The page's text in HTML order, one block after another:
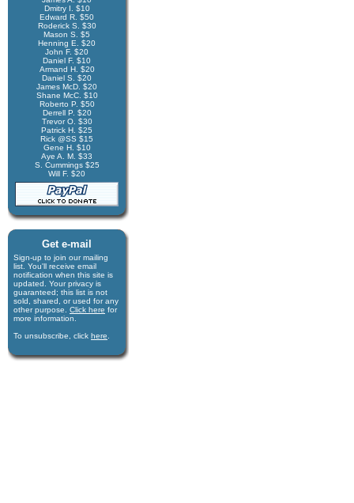
Dmitry I. $10
Edward R. $50
Roderick S. $30
Mason S. $5
Henning E. $20
John F. $20
Daniel F. $10
Armand H. $20
Daniel S. $20
James McD. $20
Shane McC. $10
Roberto P. $50
Derrell P. $20
Trevor O. $30
Patrick H. $25
Rick @SS $15
Gene H. $10
Aye A. M. $33
S. Cummings $25
Will F. $20
Get e-mail
Sign-up to join our mail­ing
list. You'll receive e­mail
notification when this site is
updated. Your privacy is
guaran­teed; this list is not
sold, shared, or used for any
other purpose. Click here for
more infor­mation.
To unsubscribe, click here